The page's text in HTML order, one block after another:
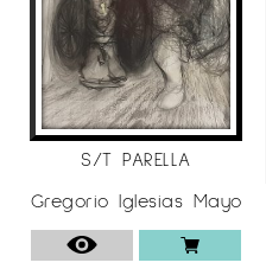
S/T PARELLA
Gregorio Iglesias Mayo